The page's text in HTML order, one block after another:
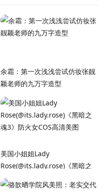
余霜：第一次浅浅尝试仿妆张靓
颖老师的九万字造型
美国小姐姐Lady
Rose(@its.lady.rose)《黑暗之
魂3》防火女COS高清美图